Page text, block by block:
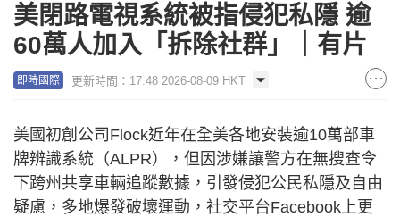
美閉路電視系統被指侵犯私隱 逾
60萬人加入「拆除社群」｜有片
即時國際 更新時間：17:48 2026-08-09 HKT
美國初創公司Flock近年在全美各地安裝逾10萬部車
牌辨識系統（ALPR），但因涉嫌讓警方在無搜查令
下跨州共享車輛追蹤數據，引發侵犯公民私隱及自由
疑慮，多地爆發破壞運動，社交平台Facebook上更